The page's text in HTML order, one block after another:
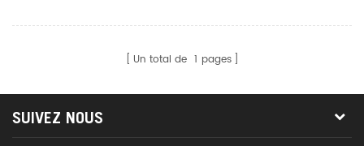
D'accès Ordinateur
Un total de 1 pages
SUIVEZ NOUS